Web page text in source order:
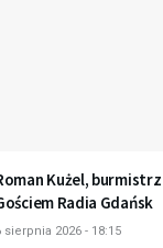
Kużel,
Radia Gdańsk
sierpnia 2026 - 18:15